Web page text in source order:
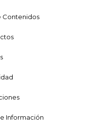
Contenidos
Información